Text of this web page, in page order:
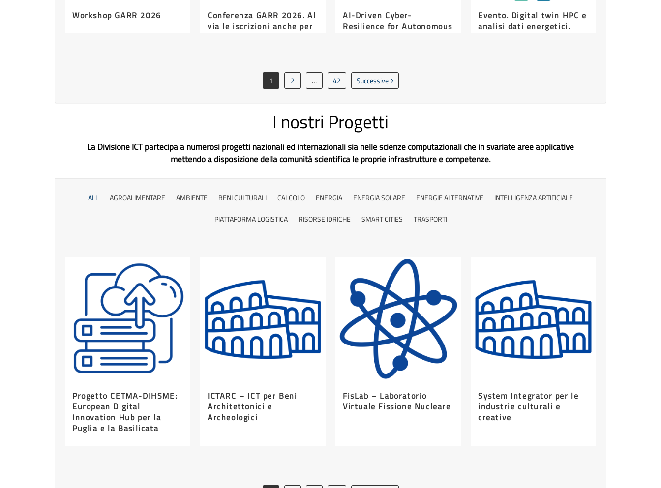
Workshop GARR 2026
Conferenza GARR 2026. Al
via le iscrizioni anche per
AI-Driven Cyber-
Resilience for Autonomous
Evento. Digital twin HPC e
analisi dati energetici.
1 2 … 42 Successive
I nostri Progetti
La Divisione ICT partecipa a numerosi progetti nazionali ed internazionali sia nelle scienze computazionali che in svariate aree applicative
mettendo a disposizione della comunità scientifica le proprie infrastrutture e competenze.
ALL AGROALIMENTARE AMBIENTE BENI CULTURALI CALCOLO ENERGIA ENERGIA SOLARE ENERGIE ALTERNATIVE INTELLIGENZA ARTIFICIALE
PIATTAFORMA LOGISTICA RISORSE IDRICHE SMART CITIES TRASPORTI
Progetto CETMA-DIHSME:
European Digital
Innovation Hub per la
Puglia e la Basilicata
ICTARC – ICT per Beni
Architettonici e
Archeologici
FisLab – Laboratorio
Virtuale Fissione Nucleare
System Integrator per le
industrie culturali e
creative